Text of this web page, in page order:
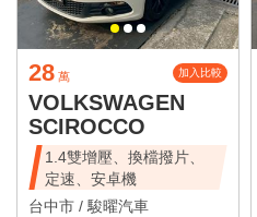
28 萬 加入比較
VOLKSWAGEN
SCIROCCO
1.4雙增壓、換檔撥片、
定速、安卓機
台中市 / 駿曜汽車